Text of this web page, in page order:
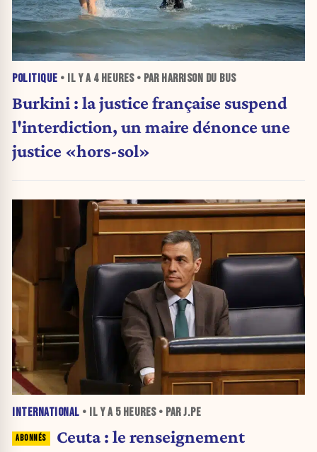
POLITIQUE • IL Y A 4 HEURES• PAR HARRISON DU BUS
Burkini : la justice française suspend
l'interdiction, un maire dénonce une
justice «hors-sol»
INTERNATIONAL • IL Y A 5 HEURES• PAR J.PE
Ceuta : le renseignement